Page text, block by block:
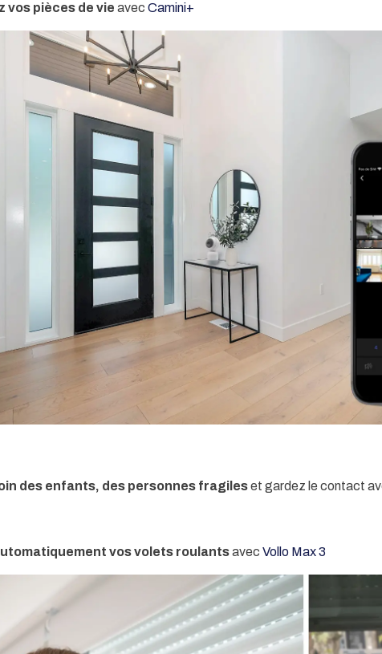
vos pièces de vie avec Camini+
des enfants, des personnes fragileset gardez le contact
vos volets roulantsavec Vollo Max 3